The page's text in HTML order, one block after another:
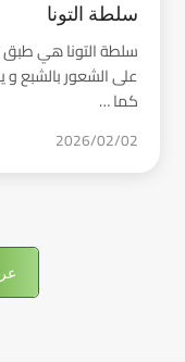
سلطة التونا
سلطة التونا هي
على الشعور بالشبع
كما …
2026/02/02